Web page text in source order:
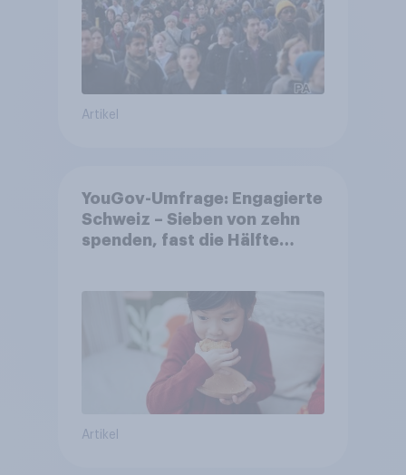
Artikel
YouGov-Umfrage: Engagierte
Schweiz – Sieben von zehn
spenden, fast die Hälfte
Artikel